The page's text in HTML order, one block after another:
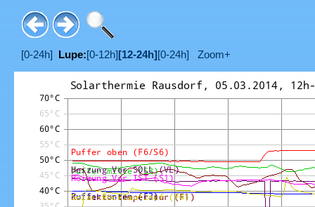
[0-24h] Lupe:[0-12h] [12-24h] [0-24h] Zoom+